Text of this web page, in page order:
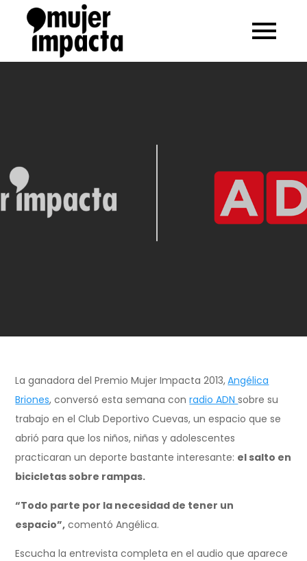
La ganadora del Premio Mujer Impacta 2013,Angélica
Briones, conversó esta semana conradio ADNsobre su
trabajo en el Club Deportivo Cuevas, un espacio que se
abrió para que los niños, niñas y adolescentes
practicaran un deporte bastante interesante: el salto en
bicicletas sobre rampas.
“Todo parte por la necesidad de tener un
espacio”, comentó Angélica.
Escucha la entrevista completa en el audio que aparece